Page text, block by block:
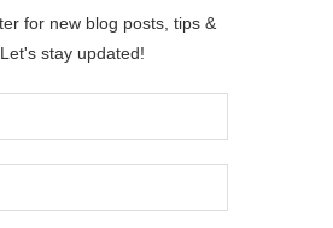
for new blog posts, tips &
stay updated!